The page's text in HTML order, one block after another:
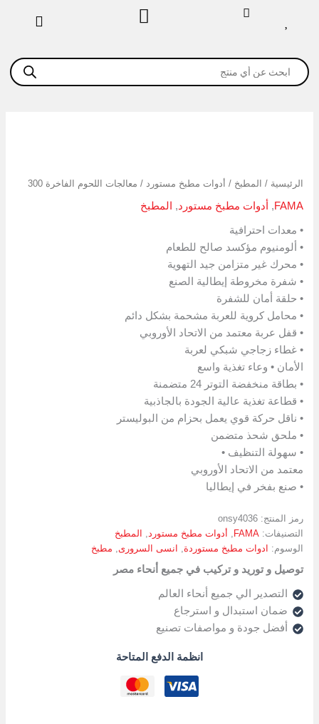
Products
search
الرئيسية / المطبخ / أدوات مطبخ مستورد / معالجات اللحوم الفاخرة 300
FAMA
, أدوات مطبخ مستورد, المطبخ
• معدات احترافية
• ألومنيوم مؤكسد صالح للطعام
• محرك غير متزامن جيد التهوية
• شفرة مخروطة إيطالية الصنع
• حلقة أمان للشفرة
• محامل كروية للعربة مشحمة بشكل دائم
• قفل عربة معتمد من الاتحاد الأوروبي
• غطاء زجاجي شبكي لعربة
الأمان • وعاء تغذية واسع
• بطاقة منخفضة التوتر 24 متضمنة
• قطاعة تغذية عالية الجودة بالجاذبية
• ناقل حركة قوي يعمل بحزام من البوليستر
• ملحق شحذ متضمن
• سهولة التنظيف •
معتمد من الاتحاد الأوروبي
• صنع بفخر في إيطاليا
رمز المنتج:onsy4036
التصنيفات:FAMA أدوات مطبخ مستورد
المطبخ
الوسوم: ادوات مطبخ مستوردة انسى السرورى مطبخ
توصيل و توريد و تركيب في جميع أنحاء مصر
التصدير الي جميع أنحاء العالم
ضمان استبدال و استرجاع
أفضل جودة و مواصفات تصنيع
انظمة الدفع المتاحة
300